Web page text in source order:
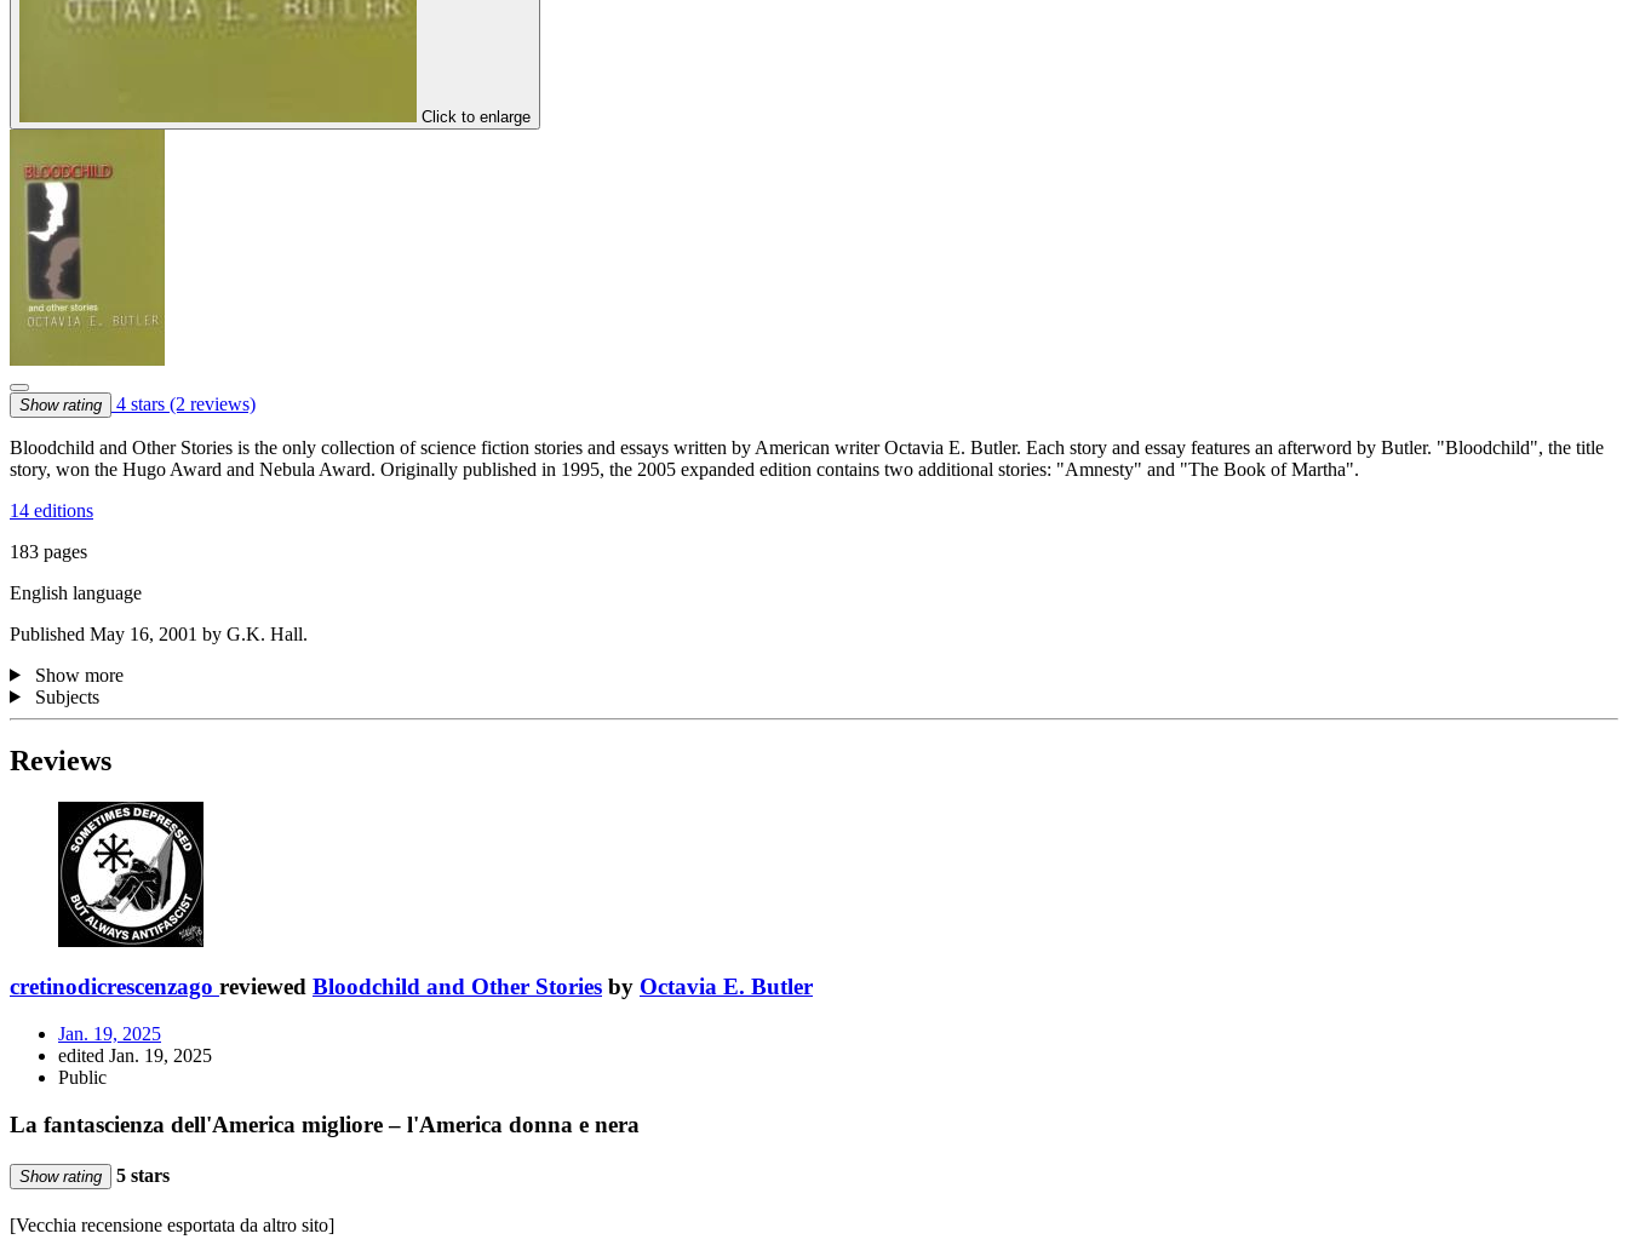
Click to enlarge
Show rating 4 stars (2 reviews)
Bloodchild and Other Stories is the only collection of science fiction stories and essays written by American writer Octavia E. Butler. Each story and essay features an afterword by Butler. "Bloodchild", the title
story, won the Hugo Award and Nebula Award. Originally published in 1995, the 2005 expanded edition contains two additional stories: "Amnesty" and "The Book of Martha".
14 editions
183 pages
English language
Published May 16, 2001 by G.K. Hall.
Show more
Subjects
Reviews
cretinodicrescenzago reviewed Bloodchild and Other Stories by Octavia E. Butler
Jan. 19, 2025
edited Jan. 19, 2025
Public
La fantascienza dell'America migliore – l'America donna e nera
Show rating 5 stars
[Vecchia recensione esportata da altro sito]